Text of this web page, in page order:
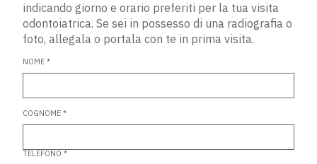
indicando giorno e orario preferiti per la tua visita
odontoiatrica. Se sei in possesso di una radiografia o
foto, allegala o portala con te in prima visita.
NOME *
COGNOME *
TELEFONO *